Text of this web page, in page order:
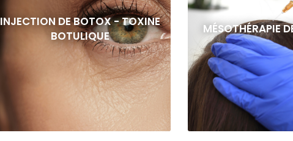
INJECTION DE BOTOX - TOXINE
BOTULIQUE
MÉSOTHÉRAPIE